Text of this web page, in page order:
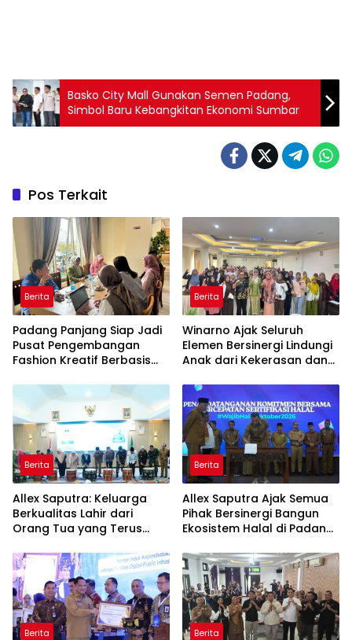
Basko City Mall Gunakan Semen Padang,
Simbol Baru Kebangkitan Ekonomi Sumbar
Pos Terkait
Berita
Padang Panjang Siap Jadi
Pusat Pengembangan
Fashion Kreatif Berbasis
Berita
Winarno Ajak Seluruh
Elemen Bersinergi Lindungi
Anak dari Kekerasan dan
Berita
Allex Saputra: Keluarga
Berkualitas Lahir dari
Orang Tua yang Terus
Berita
Allex Saputra Ajak Semua
Pihak Bersinergi Bangun
Ekosistem Halal di Padang
Berita Berita